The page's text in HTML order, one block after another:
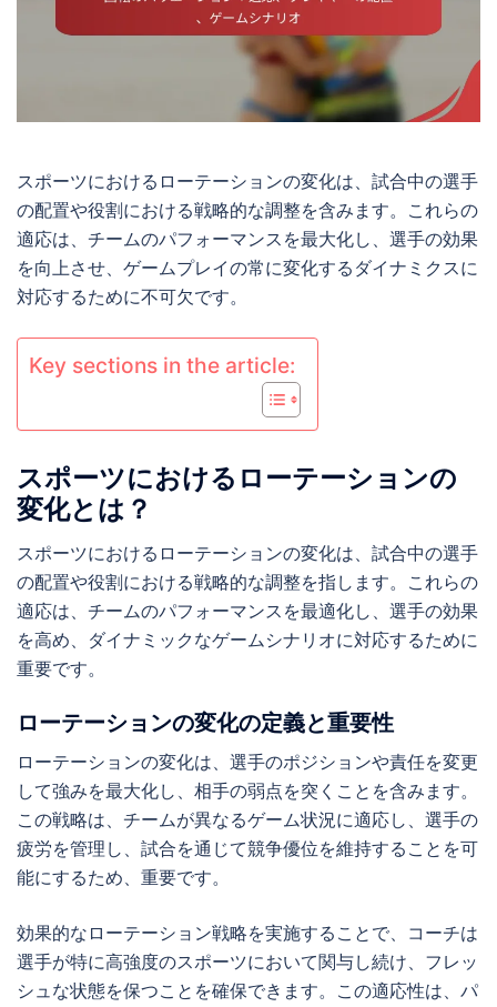
スポーツにおけるローテーションの変化は、試合中の選手
の配置や役割における戦略的な調整を含みます。これらの
適応は、チームのパフォーマンスを最大化し、選手の効果
を向上させ、ゲームプレイの常に変化するダイナミクスに
対応するために不可欠です。
Key sections in the article:
スポーツにおけるローテーションの
変化とは？
スポーツにおけるローテーションの変化は、試合中の選手
の配置や役割における戦略的な調整を指します。これらの
適応は、チームのパフォーマンスを最適化し、選手の効果
を高め、ダイナミックなゲームシナリオに対応するために
重要です。
ローテーションの変化の定義と重要性
ローテーションの変化は、選手のポジションや責任を変更
して強みを最大化し、相手の弱点を突くことを含みます。
この戦略は、チームが異なるゲーム状況に適応し、選手の
疲労を管理し、試合を通じて競争優位を維持することを可
能にするため、重要です。
効果的なローテーション戦略を実施することで、コーチは
選手が特に高強度のスポーツにおいて関与し続け、フレッ
シュな状態を保つことを確保できます。この適応性は、パ